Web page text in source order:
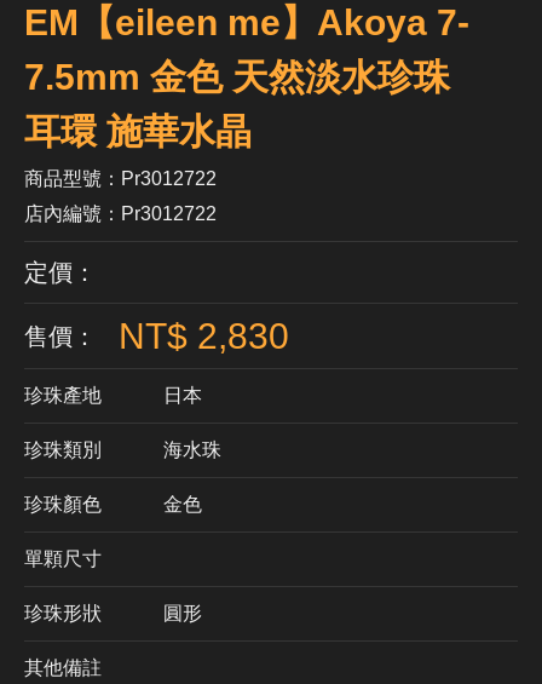
EM【eileen me】Akoya 7-
7.5mm 金色 天然淡水珍珠
耳環 施華水晶
商品型號：Pr3012722
店內編號：Pr3012722
定價：
售價： NT$ 2,830
珍珠產地 日本
珍珠類別 海水珠
珍珠顏色 ​金色
單顆尺寸
珍珠形狀 圓形
其他備註